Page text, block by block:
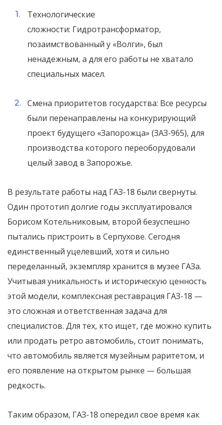
Технологические
сложности: Гидротрансформатор,
позаимствованный у «Волги», был
ненадежным, а для его работы не хватало
специальных масел.
Смена приоритетов государства: Все ресурсы
были перенаправлены на конкурирующий
проект будущего «Запорожца» (ЗАЗ-965), для
производства которого переоборудовали
целый завод в Запорожье.
В результате работы над ГАЗ-18 были свернуты.
Один прототип долгие годы эксплуатировался
Борисом Котельниковым, второй безуспешно
пытались пристроить в Серпухове. Сегодня
единственный уцелевший, хотя и сильно
переделанный, экземпляр хранится в музее ГАЗа.
Учитывая уникальность и историческую ценность
этой модели, комплексная реставрация ГАЗ-18 —
это сложная и ответственная задача для
специалистов. Для тех, кто ищет, где можно купить
или продать ретро автомобиль, стоит понимать,
что автомобиль является музейным раритетом, и
его появление на открытом рынке — большая
редкость.
Таким образом, ГАЗ-18 опередил свое время как